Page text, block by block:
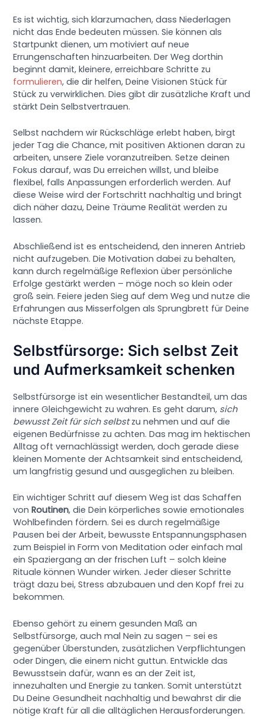
Es ist wichtig, sich klarzumachen, dass Niederlagen
nicht das Ende bedeuten müssen. Sie können als
Startpunkt dienen, um motiviert auf neue
Errungenschaften hinzuarbeiten. Der Weg dorthin
beginnt damit, kleinere, erreichbare Schritte zu
formulieren, die dir helfen, Deine Visionen Stück für
Stück zu verwirklichen. Dies gibt dir zusätzliche Kraft und
stärkt Dein Selbstvertrauen.
Selbst nachdem wir Rückschläge erlebt haben, birgt
jeder Tag die Chance, mit positiven Aktionen daran zu
arbeiten, unsere Ziele voranzutreiben. Setze deinen
Fokus darauf, was Du erreichen willst, und bleibe
flexibel, falls Anpassungen erforderlich werden. Auf
diese Weise wird der Fortschritt nachhaltig und bringt
dich näher dazu, Deine Träume Realität werden zu
lassen.
Abschließend ist es entscheidend, den inneren Antrieb
nicht aufzugeben. Die Motivation dabei zu behalten,
kann durch regelmäßige Reflexion über persönliche
Erfolge gestärkt werden – möge noch so klein oder
groß sein. Feiere jeden Sieg auf dem Weg und nutze die
Erfahrungen aus Misserfolgen als Sprungbrett für Deine
nächste Etappe.
Selbstfürsorge: Sich selbst Zeit
und Aufmerksamkeit schenken
Selbstfürsorge ist ein wesentlicher Bestandteil, um das
innere Gleichgewicht zu wahren. Es geht darum, sich
bewusst Zeit für sich selbstzu nehmen und auf die
eigenen Bedürfnisse zu achten. Das mag im hektischen
Alltag oft vernachlässigt werden, doch gerade diese
kleinen Momente der Achtsamkeit sind entscheidend,
um langfristig gesund und ausgeglichen zu bleiben.
Ein wichtiger Schritt auf diesem Weg ist das Schaffen
vonRoutinen, die Dein körperliches sowie emotionales
Wohlbefinden fördern. Sei es durch regelmäßige
Pausen bei der Arbeit, bewusste Entspannungsphasen
zum Beispiel in Form von Meditation oder einfach mal
ein Spaziergang an der frischen Luft – solch kleine
Rituale können Wunder wirken. Jeder dieser Schritte
trägt dazu bei, Stress abzubauen und den Kopf frei zu
bekommen.
Ebenso gehört zu einem gesunden Maß an
Selbstfürsorge, auch mal Nein zu sagen – sei es
gegenüber Überstunden, zusätzlichen Verpflichtungen
oder Dingen, die einem nicht guttun. Entwickle das
Bewusstsein dafür, wann es an der Zeit ist,
innezuhalten und Energie zu tanken. Somit unterstützt
Du Deine Gesundheit nachhaltig und bewahrst dir die
nötige Kraft für all die alltäglichen Herausforderungen.